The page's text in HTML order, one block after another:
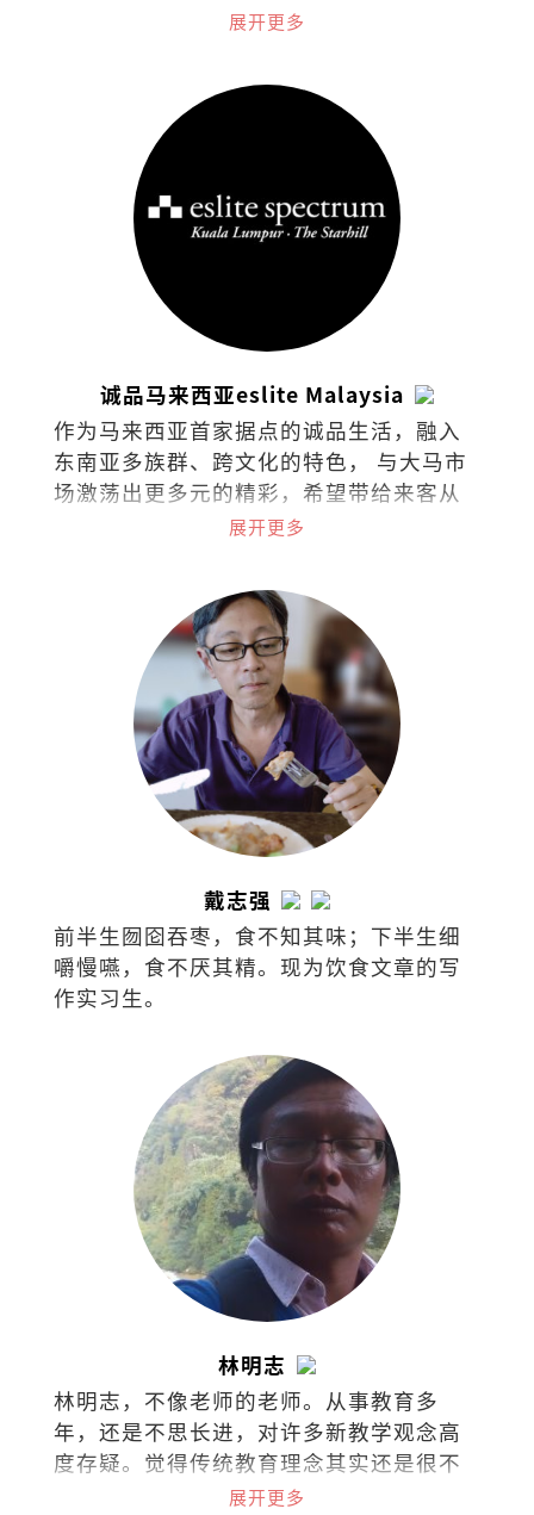
nationality）。热爱阅读，下厨，骑车和
展开更多
诚品马来西亚eslite Malaysia
作为马来西亚首家据点的诚品生活，融入
东南亚多族群、跨文化的特色， 与大马市
场激荡出更多元的精彩，希望带给来客从
阅读里持续找到梦与想像的可能。在台
据点的诚品，秉持着“不只是一家书
店”的概念，囊括了来自世界各地的书
籍、文具、文创设计、时尚潮流，还可沉
浸于艺文展演与世界级咖啡品牌中，打造
了一个复合式经营的文化场所。
展开更多
戴志强
前半生囫囵吞枣，食不知其味；下半生细
嚼慢嚥，食不厌其精。现为饮食文章的写
作实习生。
林明志
林明志，不像老师的老师。从事教育多
年，还是不思长进，对许多新教学观念高
度存疑。觉得传统教育理念其实还是很不
错，至少老师还是老师，学生还是学生。
展开更多